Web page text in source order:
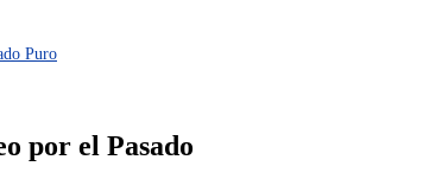
Puro
por el Pasado